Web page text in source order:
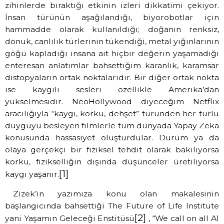
zihinlerde bıraktığı etkinin izleri dikkatimi çekiyor.
İnsan türünün aşağılandığı, biyorobotlar için
hammadde olarak kullanıldığı; doğanın renksiz,
donuk, canlılık türlerinin tükendiği, metal yığınlarının
göğü kapladığı insana ait hiçbir değerin yaşamadığı
enteresan anlatımlar bahsettiğim karanlık, karamsar
distopyaların ortak noktalarıdır. Bir diğer ortak nokta
ise kaygılı sesleri özellikle Amerika’dan
yükselmesidir. NeoHollywood diyeceğim Netflix
aracılığıyla “kaygı, korku, dehşet” türünden her türlü
duyguyu besleyen filmlerle tüm dünyada Yapay Zeka
konusunda hassasiyet oluşturdular. Durum ya da
olaya gerçekçi bir fiziksel tehdit olarak bakılıyorsa
korku, fizikselliğin dışında düşünceler üretiliyorsa
kaygı yaşanır.[1]
Zizek’in yazımıza konu olan makalesinin
başlangıcında bahsettiği The Future of Life Institute
yani Yaşamın Geleceği Enstitüsü[2] , “We call on all AI